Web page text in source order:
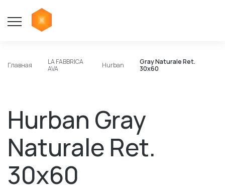
Главная
LA FABBRICA
AVA
Hurban
Gray Naturale Ret.
30x60
Hurban Gray
Naturale Ret.
30x60